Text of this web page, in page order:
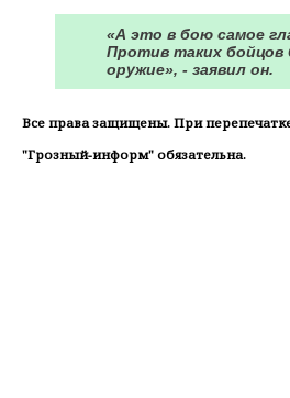
«А это в бою самое
Против таких бойцов
оружие», - заявил он.
Все права защищены. При
"Грозный-информ" обязательна.